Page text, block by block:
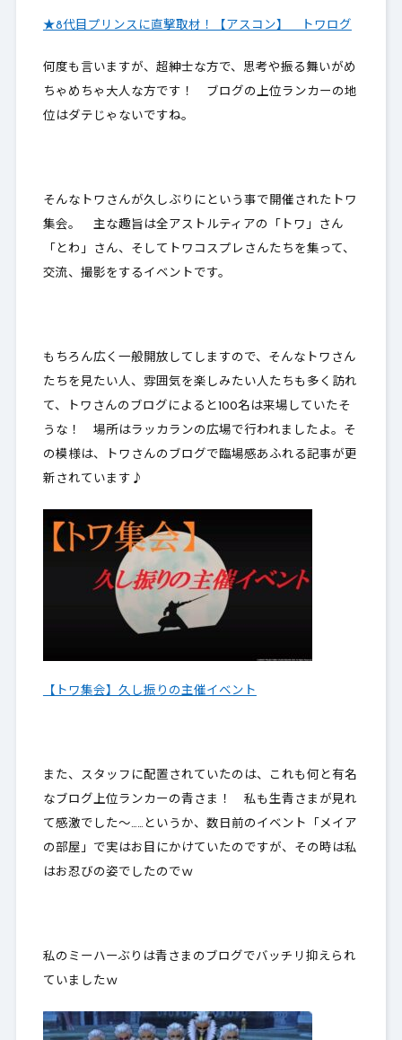
★8代目プリンスに直撃取材！【アスコン】 トワログ
何度も言いますが、 超紳士な方 で、思考や振る舞いがめ
ちゃめちゃ大人な方です！ ブログの上位ランカーの地
位はダテじゃないですね。
そんなトワさんが久しぶりにという事で開催されたトワ
集会。 主な趣旨は全アストルティアの「トワ」さん
「とわ」さん、そしてトワコスプレさんたちを集って、
交流、撮影をするイベントです。
もちろん広く一般開放してしますので、そんな トワさん
たちを見たい人、雰囲気を楽しみたい人たち も多く訪れ
て、トワさんのブログによると100名は来場していたそ
うな！ 場所はラッカランの広場で行われましたよ。そ
の模様は、トワさんのブログで臨場感あふれる記事が更
新されています♪
【トワ集会】久し振りの主催イベント
また、スタッフに配置されていたのは、これも何と有名
なブログ上位ランカーの青さま！ 私も生青さまが見れ
て感激でした～……というか、数日前のイベント「メイア
の部屋」で実はお目にかけていたのですが、その時は私
はお忍びの姿でしたのでｗ
私のミーハーぶりは青さまのブログでバッチリ抑えられ
ていましたｗ